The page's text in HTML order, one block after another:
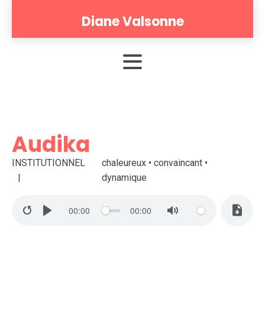
Diane Valsonne
Audika
INSTITUTIONNEL
chaleureux • convaincant •
dynamique
00:00 00:00